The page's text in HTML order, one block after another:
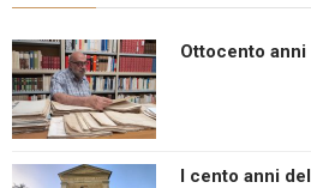
Ottocento
I cento anni